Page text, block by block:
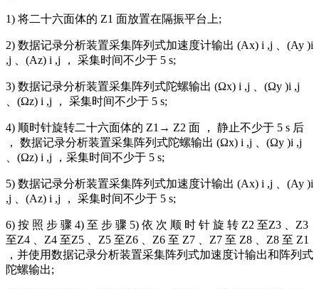
1) 将二十六面体的 Z1 面放置在隔振平台上;
2) 数据记录分析装置采集阵列式加速度计输出 (Ax) i ,j 、(Ay )i
,j 、(Az) i ,j ， 采集时间不少于 5 s;
3) 数据记录分析装置采集阵列式陀螺输出 (Ωx) i ,j 、(Ωy )i ,j
、(Ωz) i ,j ， 采集时间不少于 5 s;
4) 顺时针旋转二十六面体的 Z1→ Z2 面 ， 静止不少于 5 s 后
， 数据记录分析装置采集阵列式陀螺输出 (Ωx) i ,j 、(Ωy )i ,j
、(Ωz) i ,j ，采集时间不少于 5 s;
5) 数据记录分析装置采集阵列式加速度计输出 (Ax) i ,j 、(Ay )i
,j 、(Az) i ,j ， 采集时间不少于 5 s;
6) 按 照 步 骤 4) 至 步 骤 5) 依 次 顺 时 针 旋 转 Z2 至Z3 、Z3
至Z4 、Z4 至Z5 、Z5 至Z6 、Z6 至 Z7 、Z7 至 Z8 、Z8 至 Z1
，并使用数据记录分析装置采集阵列式加速度计输出和阵列式
陀螺输出;